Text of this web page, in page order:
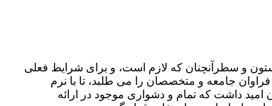
و سطرآنچنان که لازم است، و برای شرایط فعلی
جامعه و متخصصان را می طلبد، تا با نرم
داشت که تمام و دشواری موجود در ارائه